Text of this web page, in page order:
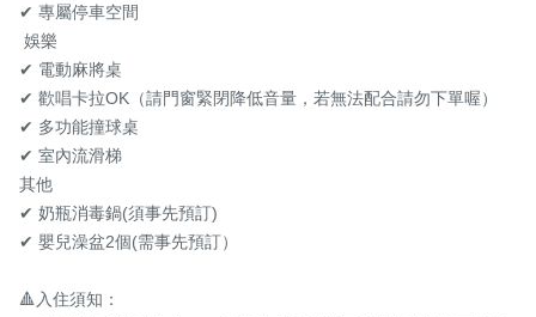
✔ 專屬停車空間
✔ 電動麻將桌
✔ 歡唱卡拉OK（請門窗緊閉降低音量，若無法配合請勿下單喔）
✔ 多功能撞球桌
✔ 室內流滑梯
其他
✔ 奶瓶消毒鍋(須事先預訂)
✔ 嬰兒澡盆2個(需事先預訂）
🔺入住須知：